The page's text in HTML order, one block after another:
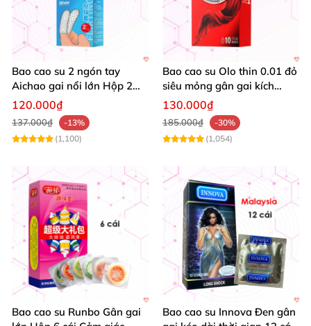
Bao cao su 2 ngón tay
Aichao gai nổi lớn Hộp 2
cái kích thích cực đỉnh
120.000₫
137.000₫
-13%
(1,100)
Bao cao su Olo thin 0.01 đỏ
siêu mỏng gân gai kích
thích hộp 10
130.000₫
185.000₫
-30%
(1,054)
Bao cao su Runbo Gân gai
Bao cao su Innova Đen gân